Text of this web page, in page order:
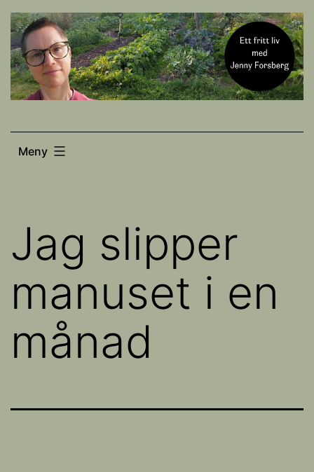
Hoppa
till
innehåll
Meny
Jag slipper
manuset i en
månad